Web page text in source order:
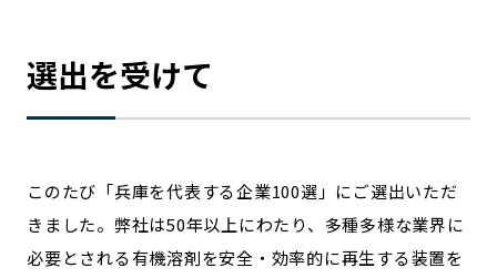
選出を受けて
このたび「兵庫を代表する企業100選」にご選出いただ
きました。弊社は50年以上にわたり、多種多様な業界に
必要とされる有機溶剤を安全・効率的に再生する装置を